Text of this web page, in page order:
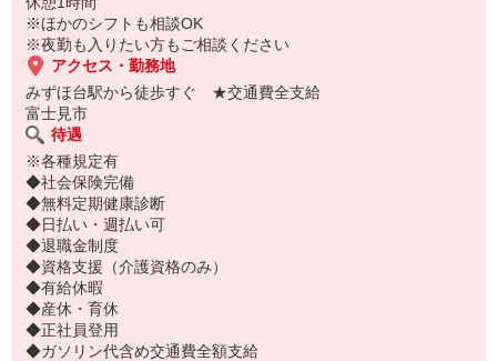
電話でサクッと登録して職場を見学⇒気に入れば即日お仕事スター
ト♪
※ほかのシフトも相談OK
※夜勤も入りたい方もご相談ください
アクセス・勤務地
みずほ台駅から徒歩すぐ ★交通費全支給
富士見市
待遇
※各種規定有
◆社会保険完備
◆無料定期健康診断
◆日払い・週払い可
◆退職金制度
◆資格支援（介護資格のみ）
◆有給休暇
◆産休・育休
◆正社員登用
◆ガソリン代含め交通費全額支給